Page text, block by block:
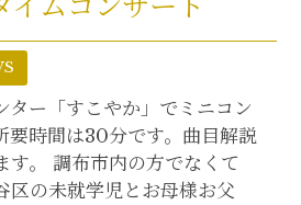
ター「すこやか」でミニコン
要時間は30分です。曲目解説
す。 調布市内の方でなくて
区の未就学児とお母様お父